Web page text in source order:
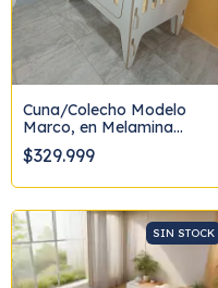
Cuna/Colecho Modelo
Marco, en Melamina
Blanca, para colchón
60x1,20
$329.999
SIN STOCK